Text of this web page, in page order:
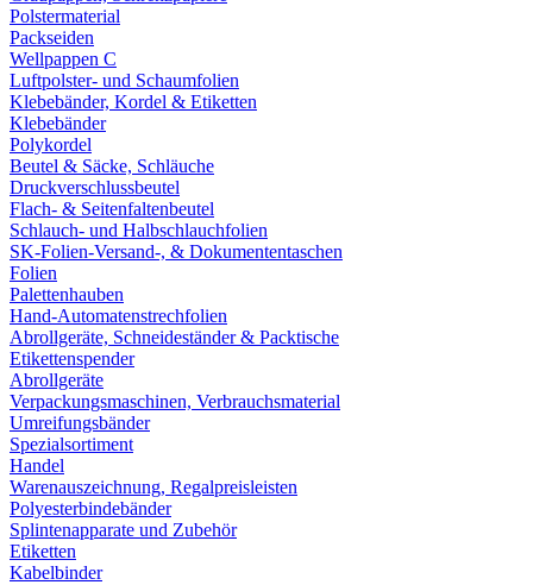
Polstermaterial
Packseiden
Wellpappen C
Luftpolster- und Schaumfolien
Klebebänder, Kordel & Etiketten
Klebebänder
Polykordel
Beutel & Säcke, Schläuche
Druckverschlussbeutel
Flach- & Seitenfaltenbeutel
Schlauch- und Halbschlauchfolien
SK-Folien-Versand-, & Dokumententaschen
Folien
Palettenhauben
Hand-Automatenstrechfolien
Abrollgeräte, Schneideständer & Packtische
Etikettenspender
Abrollgeräte
Verpackungsmaschinen, Verbrauchsmaterial
Umreifungsbänder
Spezialsortiment
Handel
Warenauszeichnung, Regalpreisleisten
Polyesterbindebänder
Splintenapparate und Zubehör
Etiketten
Kabelbinder